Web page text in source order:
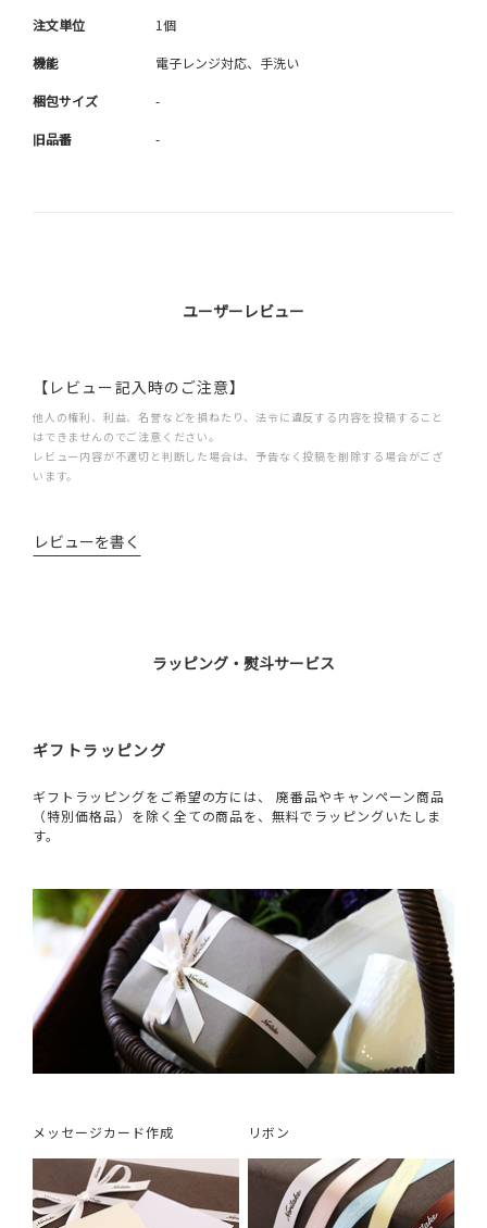
注文単位 1個
機能 電子レンジ対応、手洗い
梱包サイズ -
旧品番 -
ユーザーレビュー
【レビュー記入時のご注意】
他人の権利、利益、名誉などを損ねたり、法令に違反する内容を投稿すること
はできませんのでご注意ください。
レビュー内容が不適切と判断した場合は、予告なく投稿を削除する場合がござ
います。
レビューを書く
ラッピング・熨斗サービス
ギフトラッピング
ギフトラッピングをご希望の方には、 廃番品やキャンペーン商品
（特別価格品）を除く全ての商品を、無料でラッピングいたしま
す。
メッセージカード作成 リボン